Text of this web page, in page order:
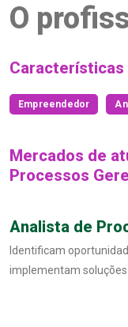
O
Características
Empreendedor
Mercados de
Processos
Analista de
Identificam
implementam